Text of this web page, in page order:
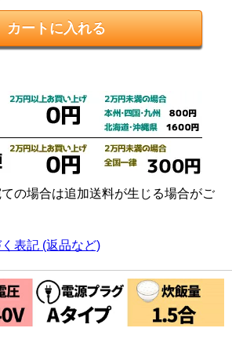
の場合は追加送料が生じる場合がご
表記 (返品など)